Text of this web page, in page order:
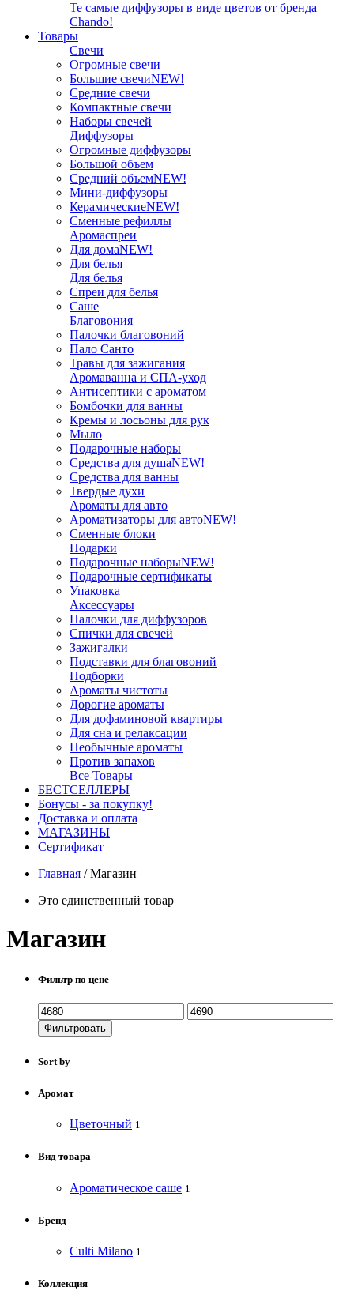
Те самые диффузоры в виде цветов от бренда
Chando!
Товары
Свечи
Огромные свечи
Большие свечиNEW!
Средние свечи
Компактные свечи
Наборы свечей
Диффузоры
Огромные диффузоры
Большой объем
Средний объемNEW!
Мини-диффузоры
КерамическиеNEW!
Сменные рефиллы
Аромаспреи
Для домаNEW!
Для белья
Для белья
Спреи для белья
Саше
Благовония
Палочки благовоний
Пало Санто
Травы для зажигания
Аромаванна и СПА-уход
Антисептики с ароматом
Бомбочки для ванны
Кремы и лосьоны для рук
Мыло
Подарочные наборы
Средства для душаNEW!
Средства для ванны
Твердые духи
Ароматы для авто
Ароматизаторы для автоNEW!
Сменные блоки
Подарки
Подарочные наборыNEW!
Подарочные сертификаты
Упаковка
Аксессуары
Палочки для диффузоров
Спички для свечей
Зажигалки
Подставки для благовоний
Подборки
Ароматы чистоты
Дорогие ароматы
Для дофаминовой квартиры
Для сна и релаксации
Необычные ароматы
Против запахов
Все Товары
БЕСТСЕЛЛЕРЫ
Бонусы - за покупку!
Доставка и оплата
МАГАЗИНЫ
Cертификат
Главная /Магазин
Это единственный товар
Магазин
Фильтр по цене
Фильтровать
Sort by
Аромат
Цветочный 1
Вид товара
Ароматическое саше 1
Бренд
Culti Milano 1
Коллекция